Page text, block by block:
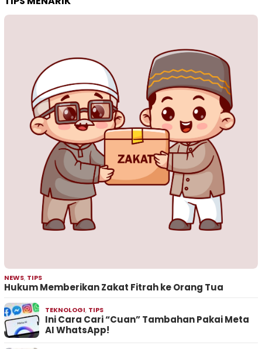
NEWS, TIPS
Hukum Memberikan Zakat Fitrah ke Orang Tua
TEKNOLOGI, TIPS
Ini Cara Cari “Cuan” Tambahan Pakai Meta
AI WhatsApp!